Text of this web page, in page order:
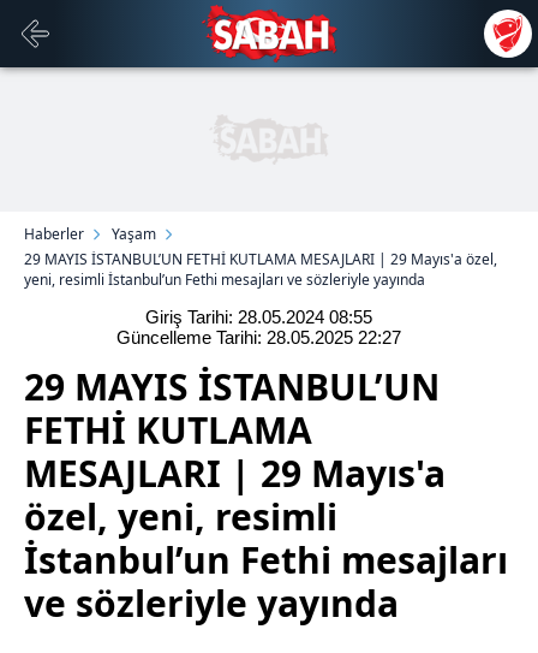
Haberler
Yaşam
29 MAYIS İSTANBUL’UN FETHİ KUTLAMA MESAJLARI | 29 Mayıs'a özel,
yeni, resimli İstanbul’un Fethi mesajları ve sözleriyle yayında
Giriş Tarihi: 28.05.2024 08:55
Güncelleme Tarihi: 28.05.2025 22:27
29 MAYIS İSTANBUL’UN
FETHİ KUTLAMA
MESAJLARI | 29 Mayıs'a
özel, yeni, resimli
İstanbul’un Fethi mesajları
ve sözleriyle yayında